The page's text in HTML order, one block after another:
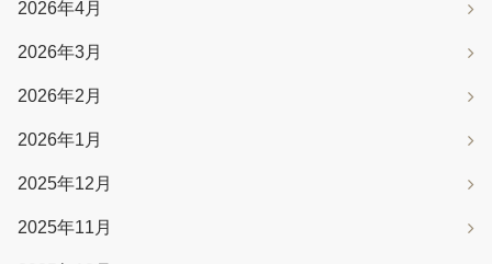
2026年4月
2026年3月
2026年2月
2026年1月
2025年12月
2025年11月